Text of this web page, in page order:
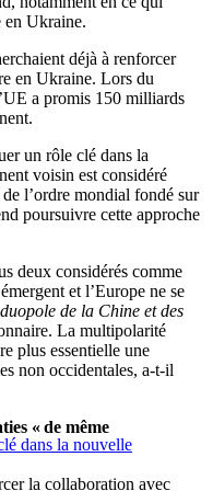
en Ukraine.
déjà à renforcer
en Ukraine. Lors du
a promis 150 milliards
un rôle clé dans la
voisin est considéré
l’ordre mondial fondé sur
poursuivre cette approche
deux considérés comme
et l’Europe ne se
de la Chine et des
La multipolarité
plus essentielle une
non occidentales, a-t-il
dans la nouvelle
« de même
la collaboration avec